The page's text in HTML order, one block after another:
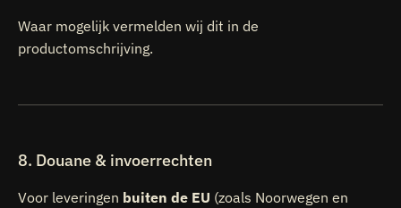
Waar mogelijk vermelden wij dit in de
productomschrijving.
8. Douane & invoerrechten
Voor leveringen buiten de EU (zoals Noorwegen en